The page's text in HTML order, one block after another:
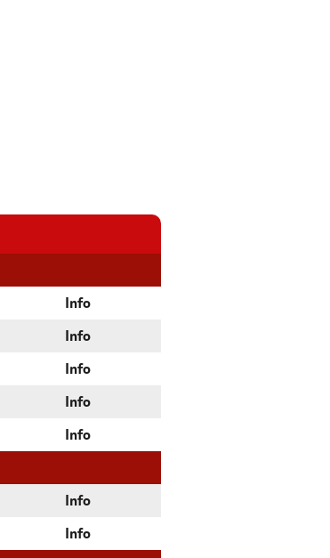
Info
Info
Info
Info
Info
Info
Info